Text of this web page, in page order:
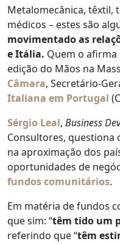
Metalomecânica, têxtil,
médicos – estes são
movimentado as
e Itália. Quem o afirma
edição do Mãos na
Câmara, Secretário-
Italiana em Portugal
Sérgio Leal, Business
Consultores, questiona
na aproximação dos
oportunidades de
fundos comunitários.
Em matéria de fundos
que sim: “têm tido um
referindo que “têm